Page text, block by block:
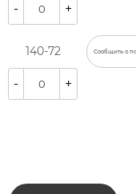
- +
140-72 Сообщить о
- +